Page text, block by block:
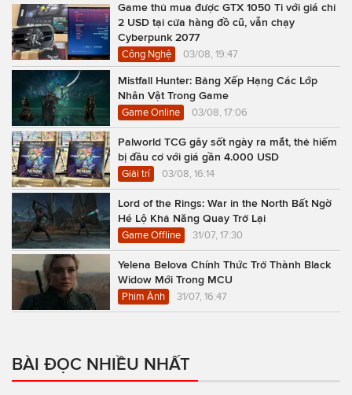
Game thủ mua được GTX 1050 Ti với giá chỉ
2 USD tại cửa hàng đồ cũ, vẫn chạy
Cyberpunk 2077
Công Nghệ 03/08, 19:47
Mistfall Hunter: Bảng Xếp Hạng Các Lớp
Nhân Vật Trong Game
Game Online 03/08, 17:06
Palworld TCG gây sốt ngày ra mắt, thẻ hiếm
bị đầu cơ với giá gần 4.000 USD
Giải trí 03/08, 16:14
Lord of the Rings: War in the North Bất Ngờ
Hé Lộ Khả Năng Quay Trở Lại
Game Offline 31/07, 17:30
Yelena Belova Chính Thức Trở Thành Black
Widow Mới Trong MCU
Phim Ảnh 31/07, 16:47
BÀI ĐỌC NHIỀU NHẤT